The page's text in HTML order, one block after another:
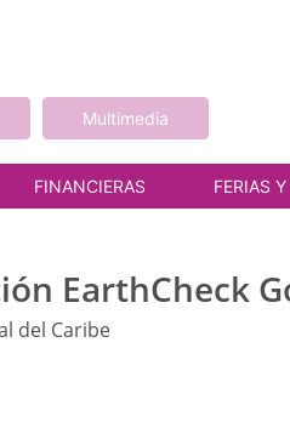
Multimedia
FINANCIERAS FERIAS
EarthCheck
del Caribe